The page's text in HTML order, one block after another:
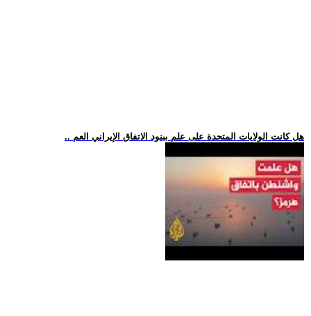
.. هل كانت الولايات المتحدة على علم ببنود الاتفاق الإيراني العم